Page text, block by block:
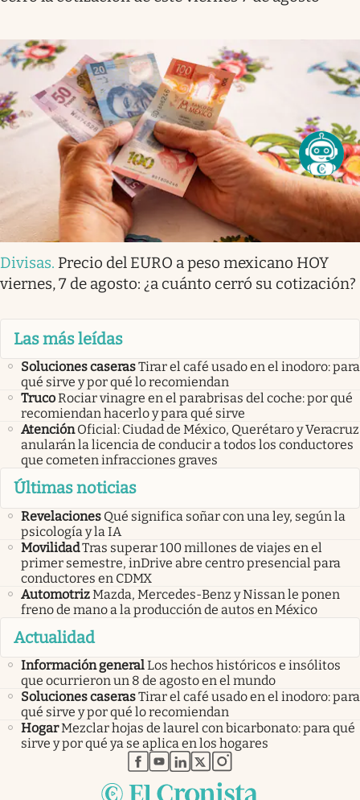
Divisas. Precio del EURO a peso mexicano HOY
viernes, 7 de agosto: ¿a cuánto cerró su cotización?
Las más leídas
Soluciones caserasTirar el café usado en el inodoro: para
qué sirve y por qué lo recomiendan
TrucoRociar vinagre en el parabrisas del coche: por qué
recomiendan hacerlo y para qué sirve
Atención Oficial: Ciudad de México, Querétaro y Veracruz
anularán la licencia de conducir a todos los conductores
que cometen infracciones graves
Últimas noticias
Revelaciones Qué significa soñar con una ley, según la
psicología y la IA
MovilidadTras superar 100 millones de viajes en el
primer semestre, inDrive abre centro presencial para
conductores en CDMX
AutomotrizMazda, Mercedes-Benz y Nissan le ponen
freno de mano a la producción de autos en México
Actualidad
Información generalLos hechos históricos e insólitos
que ocurrieron un 8 de agosto en el mundo
Soluciones caserasTirar el café usado en el inodoro: para
qué sirve y por qué lo recomiendan
HogarMezclar hojas de laurel con bicarbonato: para qué
sirve y por qué ya se aplica en los hogares
abre en nueva pestaña
abre en nueva pestaña
abre en nueva pestaña
abre en nueva pestaña
abre en nueva pestaña